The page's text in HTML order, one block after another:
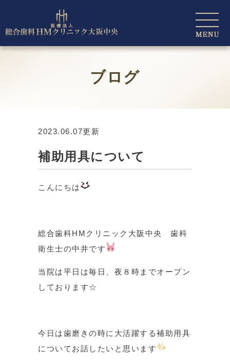
ブログ
2023.06.07更新
補助用具について
こんにちは
総合歯科HMクリニック大阪中央 歯科
衛生士の中井です
当院は平日は毎日、夜８時までオープン
しております☆
今日は歯磨きの時に大活躍する補助用具
についてお話したいと思います